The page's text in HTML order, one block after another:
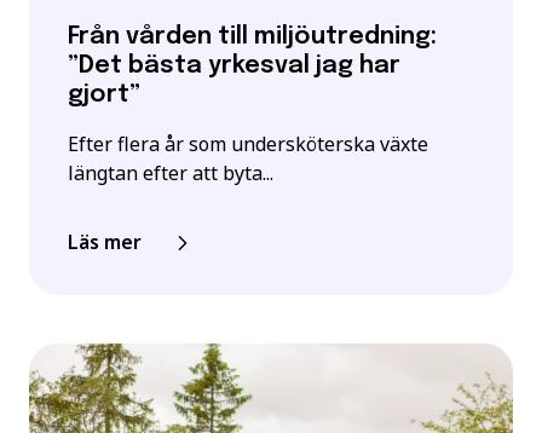
Från vården till miljöutredning:
”Det bästa yrkesval jag har
gjort”
Efter flera år som undersköterska växte
längtan efter att byta...
Läs mer